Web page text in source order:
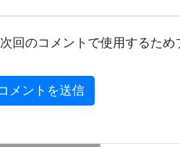
次回のコメントで使用するため